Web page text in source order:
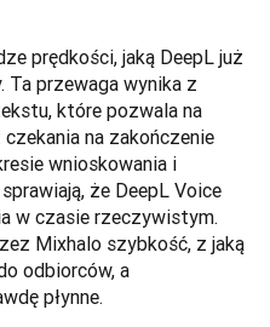
prędkości, jaką DeepL już
Ta przewaga wynika z
które pozwala na
na zakończenie
wnioskowania i
że DeepL Voice
w czasie rzeczywistym.
Mixhalo szybkość, z jaką
odbiorców, a
płynne.